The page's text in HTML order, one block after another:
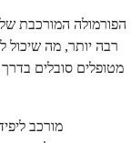
הפורמולה המורכבת
רבה יותר, מה שיכול
מטופלים סובלים